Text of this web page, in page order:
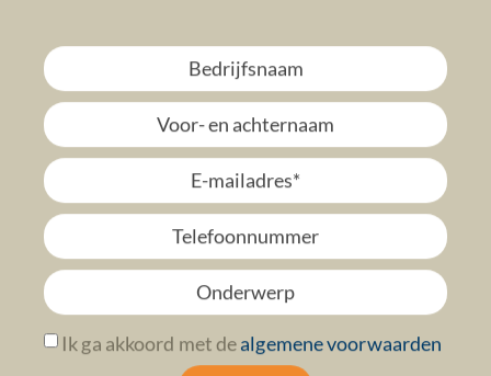
Ik ga akkoord met dealgemene voorwaarden